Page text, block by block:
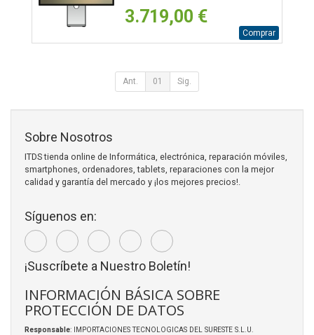
3.719,00 €
Comprar
Ant. 01 Sig.
Sobre Nosotros
ITDS tienda online de Informática, electrónica, reparación móviles,
smartphones, ordenadores, tablets, reparaciones con la mejor
calidad y garantía del mercado y ¡los mejores precios!.
Síguenos en:
¡Suscríbete a Nuestro Boletín!
INFORMACIÓN BÁSICA SOBRE
PROTECCIÓN DE DATOS
Responsable: IMPORTACIONES TECNOLOGICAS DEL SURESTE S.L.U.